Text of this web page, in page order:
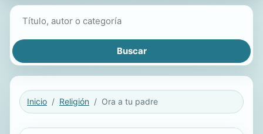
Inicio Religión Ora a tu padre